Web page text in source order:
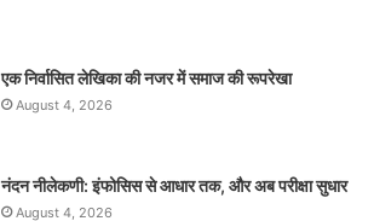
एक निर्वासित लेखिका की नजर में समाज की रूपरेखा
August 4, 2026
नंदन नीलेकणी: इंफोसिस से आधार तक, और अब परीक्षा सुधार
August 4, 2026